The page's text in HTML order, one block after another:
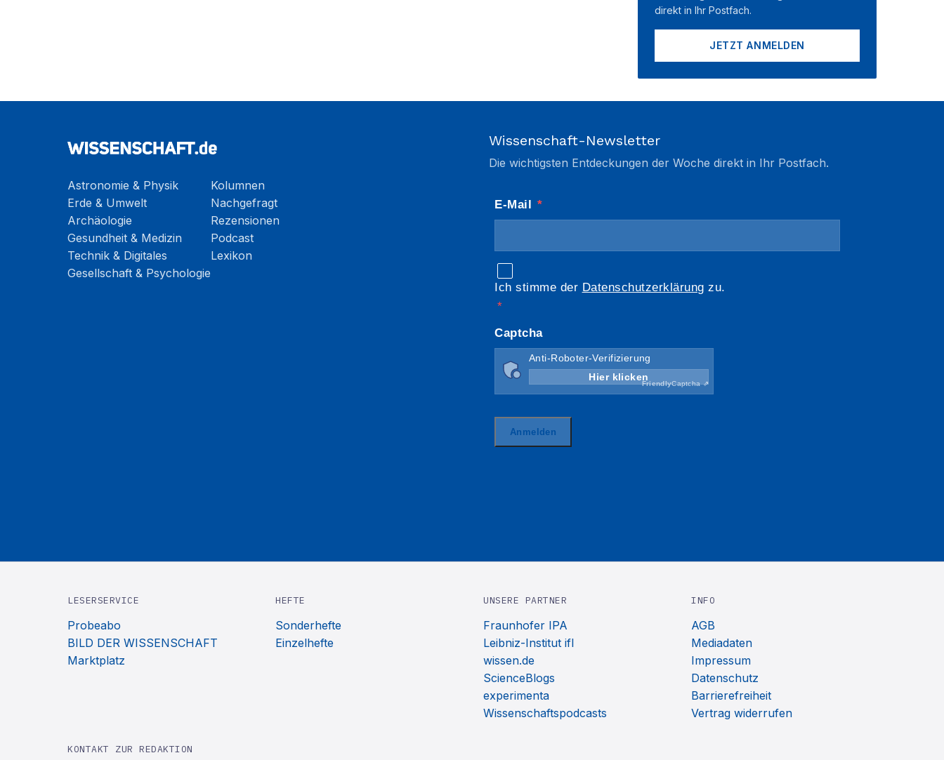
direkt in Ihr Postfach.
JETZT ANMELDEN
Astronomie & Physik
Erde & Umwelt
Archäologie
Gesundheit & Medizin
Technik & Digitales
Gesellschaft & Psychologie
Kolumnen
Nachgefragt
Rezensionen
Podcast
Lexikon
Wissenschaft-Newsletter
Die wichtigsten Entdeckungen der Woche direkt in Ihr Postfach.
LESERSERVICE
Probeabo
BILD DER WISSENSCHAFT
Marktplatz
HEFTE
Sonderhefte
Einzelhefte
UNSERE PARTNER
Fraunhofer IPA
Leibniz-Institut ifl
wissen.de
ScienceBlogs
experimenta
Wissenschaftspodcasts
INFO
AGB
Mediadaten
Impressum
Datenschutz
Barrierefreiheit
Vertrag widerrufen
KONTAKT ZUR REDAKTION